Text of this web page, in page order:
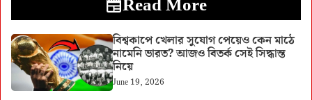
Read More
বিশ্বকাপে খেলার সুযোগ পেয়েও কেন মাঠে
নামেনি ভারত? আজও বিতর্ক সেই সিদ্ধান্ত
নিয়ে
June 19, 2026